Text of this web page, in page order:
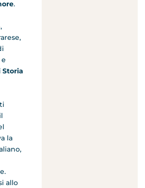
.
,
Storia
la
allo